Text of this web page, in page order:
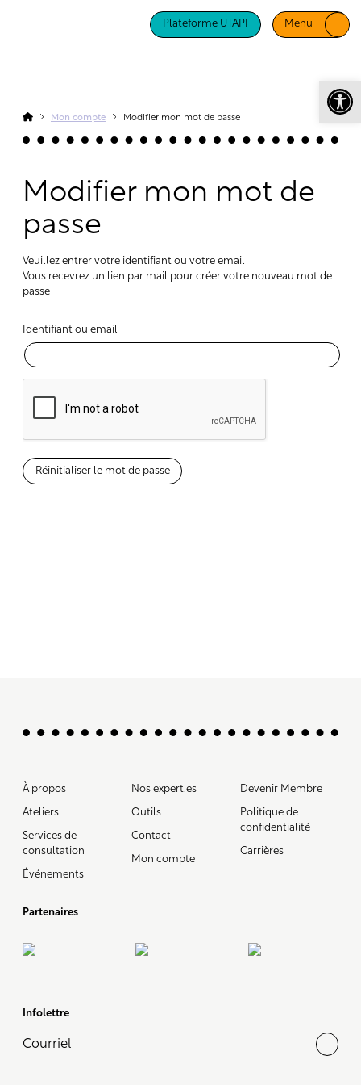
Plateforme UTAPI Menu
Mon compte Modifier mon mot de passe
Modifier mon mot de
passe
Veuillez entrer votre identifiant ou votre email
Vous recevrez un lien par mail pour créer votre nouveau mot de
passe
Identifiant ou email
À propos
Ateliers
Services de
consultation
Événements
Nos expert.es
Outils
Contact
Mon compte
Devenir Membre
Politique de
confidentialité
Carrières
Partenaires
Infolettre